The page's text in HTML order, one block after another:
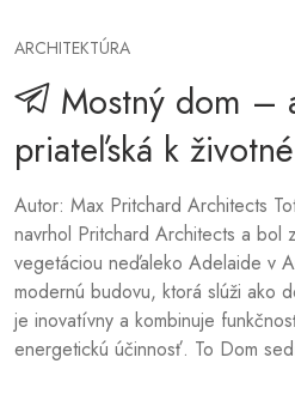
ARCHITEKTÚRA
Mostný dom –
priateľská k
Autor: Max Pritchard Architects
navrhol Pritchard Architects a bol
vegetáciou neďaleko Adelaide v
modernú budovu, ktorá slúži ako
je inovatívny a kombinuje
energetickú účinnosť. To Dom